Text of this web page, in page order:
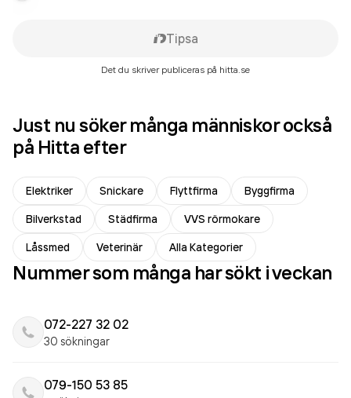
Tipsa
Det du skriver publiceras på hitta.se
Just nu söker många människor också
på Hitta efter
Elektriker Snickare Flyttfirma
Byggfirma
Bilverkstad
Städfirma
VVS rörmokare
Låssmed
Veterinär Alla Kategorier
Nummer som många har sökt i veckan
072-227 32 02
30 sökningar
079-150 53 85